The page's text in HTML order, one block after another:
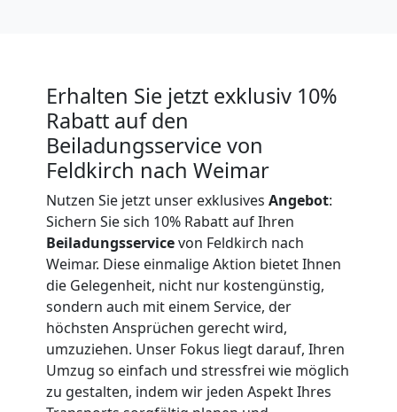
Erhalten Sie jetzt exklusiv 10%
Rabatt auf den
Beiladungsservice von
Feldkirch nach Weimar
Nutzen Sie jetzt unser exklusives Angebot:
Sichern Sie sich 10% Rabatt auf Ihren
Beiladungsservicevon Feldkirch nach
Weimar. Diese einmalige Aktion bietet Ihnen
die Gelegenheit, nicht nur kostengünstig,
sondern auch mit einem Service, der
höchsten Ansprüchen gerecht wird,
umzuziehen. Unser Fokus liegt darauf, Ihren
Umzug so einfach und stressfrei wie möglich
zu gestalten, indem wir jeden Aspekt Ihres
Feldkirch
Tragehilfe
Feldkirch
Kleiner
Umzug
Feldkirch